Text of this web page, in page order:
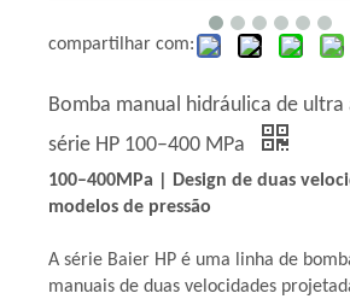
compartilhar com:
Bomba manual hidráulica de ultra
série HP 100–400 MPa
100–400MPa | Design de duas
modelos de pressão
A série Baier HP é uma linha de
manuais de duas velocidades